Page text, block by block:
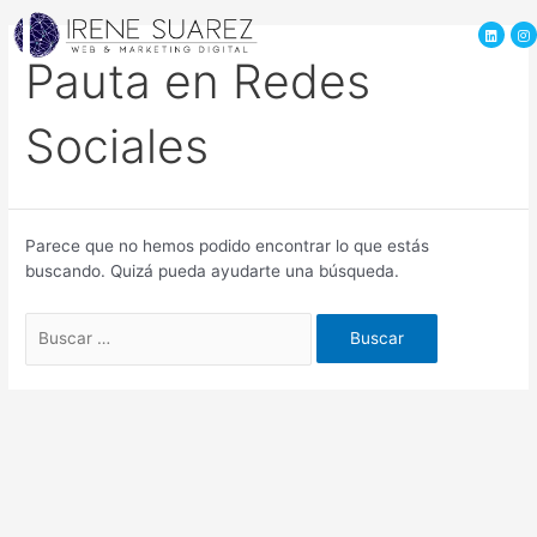
Pauta en Redes
Sociales
Parece que no hemos podido encontrar lo que estás
buscando. Quizá pueda ayudarte una búsqueda.